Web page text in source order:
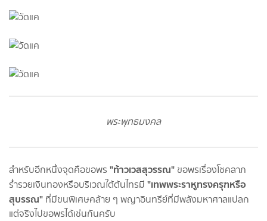
พระพุทธมงคล
สำหรับอีกหนึ่งจุดคือขอพร "ท้าวเวสสุวรรณ" ขอพรเรื่องโชคลาภ
ร่ำรวยเงินทองหรือบริเวณใต้ต้นไทรมี "เทพพระราหูทรงครุฑหรือ
สุบรรณ" ที่มีขนพิเศษคล้าย ๆ พญาอินทรีย์ที่มีพลังมหาศาลแปลก
แต่จริงไปขอพรได้เช่นกันครับ